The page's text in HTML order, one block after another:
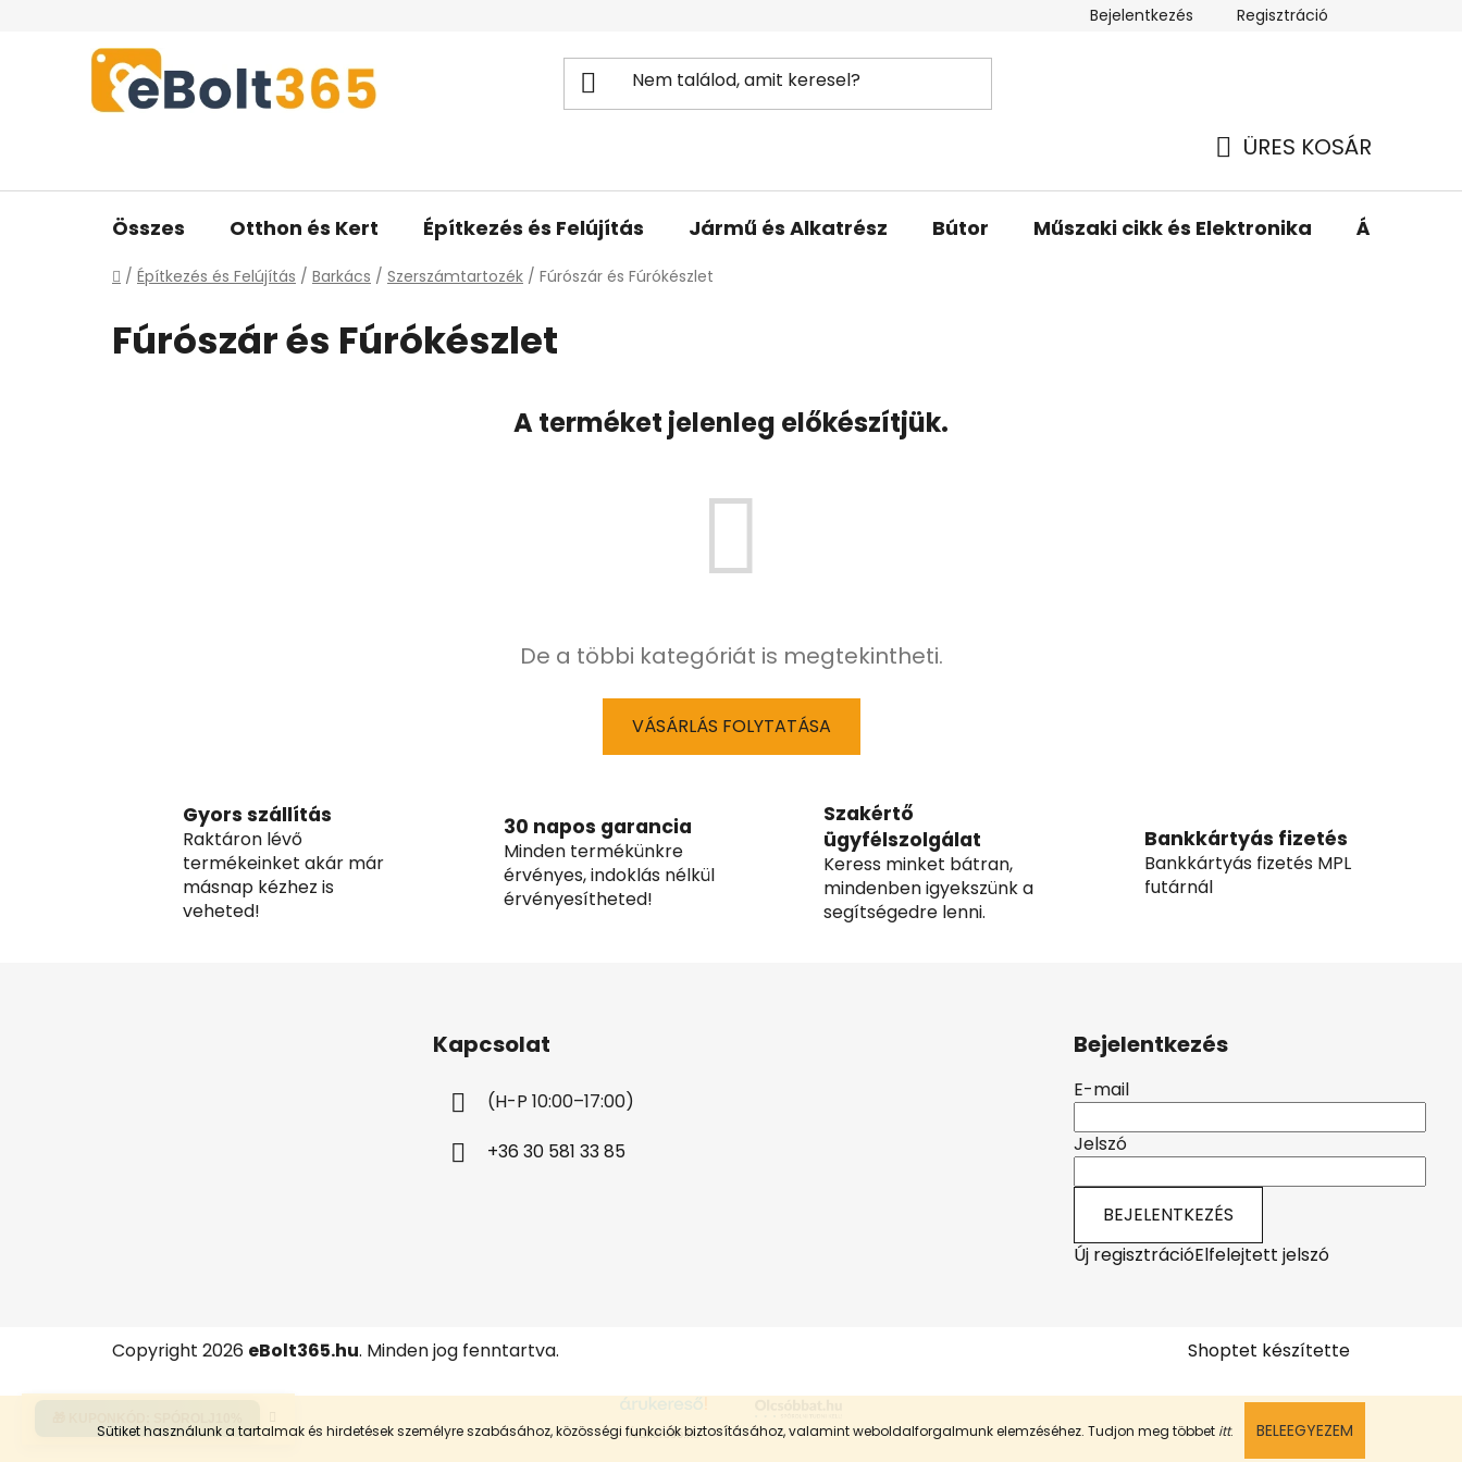
Sütiket használunk a tartalmak és hirdetések személyre szabásához, közösségi funkciók biztosításához, valamint weboldalforgalmunk elemzéséhez. Tudjon meg többet itt. BELEEGYEZEM
Bejelentkezés Regisztráció
ÜRES KOSÁR
Összes Otthon és Kert Építkezés és Felújítás Jármű és Alkatrész Bútor Műszaki cikk és Elektronika
Kezdőlap
/ Építkezés és Felújítás / Barkács / Szerszámtartozék / Fúrószár és Fúrókészlet
Fúrószár és Fúrókészlet
A terméket jelenleg előkészítjük.
De a többi kategóriát is megtekintheti.
VÁSÁRLÁS FOLYTATÁSA
Gyors szállítás
Raktáron lévő
termékeinket akár már
másnap kézhez is
veheted!
30 napos garancia
Minden termékünkre
érvényes, indoklás nélkül
érvényesítheted!
Szakértő
ügyfélszolgálat
Keress minket bátran,
mindenben igyekszünk a
segítségedre lenni.
Bankkártyás fizetés
Bankkártyás fizetés MPL
futárnál
Kapcsolat
(H-P 10:00–17:00)
+36 30 581 33 85
Bejelentkezés
E-mail
Jelszó
BEJELENTKEZÉS
Új regisztrációElfelejtett jelszó
Shoptet készítette
Copyright 2026 eBolt365.hu. Minden jog fenntartva.
Árukereső.hu